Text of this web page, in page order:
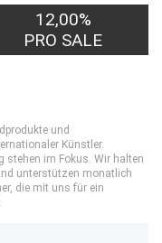
12,00%
PRO SALE
und
Künstler.
im Fokus. Wir halten
unterstützen monatlich
die mit uns für ein